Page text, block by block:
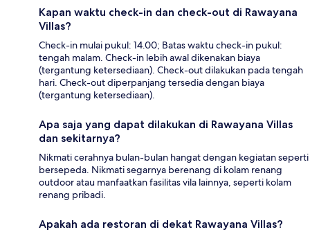
Kapan waktu check-in dan check-out di Rawayana
Villas?
Check-in mulai pukul: 14.00; Batas waktu check-in pukul:
tengah malam. Check-in lebih awal dikenakan biaya
(tergantung ketersediaan). Check-out dilakukan pada tengah
hari. Check-out diperpanjang tersedia dengan biaya
(tergantung ketersediaan).
Apa saja yang dapat dilakukan di Rawayana Villas
dan sekitarnya?
Nikmati cerahnya bulan-bulan hangat dengan kegiatan seperti
bersepeda. Nikmati segarnya berenang di kolam renang
outdoor atau manfaatkan fasilitas vila lainnya, seperti kolam
renang pribadi.
Apakah ada restoran di dekat Rawayana Villas?